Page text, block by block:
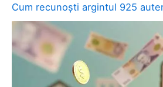
Cum recunoști argintul 925